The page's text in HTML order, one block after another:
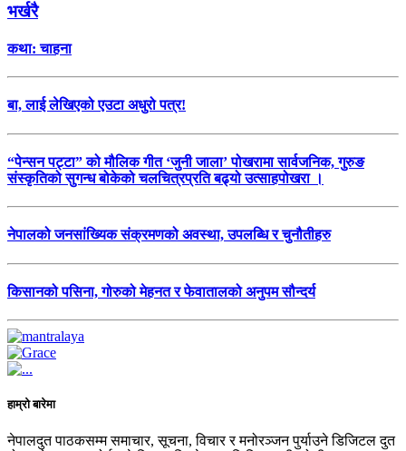
भर्खरै
कथा: चाहना
बा, लाई लेखिएको एउटा अधुरो पत्र!
“पेन्सन पट्टा” को मौलिक गीत ‘जुनी जाला’ पोखरामा सार्वजनिक, गुरुङ
संस्कृतिको सुगन्ध बोकेको चलचित्रप्रति बढ्यो उत्साहपोखरा ।
नेपालको जनसांख्यिक संक्रमणको अवस्था, उपलब्धि र चुनौतीहरु
किसानको पसिना, गोरुको मेहनत र फेवातालको अनुपम सौन्दर्य
हाम्रो बारेमा
नेपालदुत पाठकसम्म समाचार, सूचना, विचार र मनोरञ्जन पुर्याउने डिजिटल दुत